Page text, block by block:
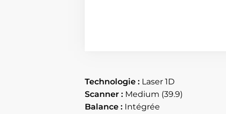
Technologie : Laser 1D
Scanner : Medium (39.9)
Balance : Intégrée